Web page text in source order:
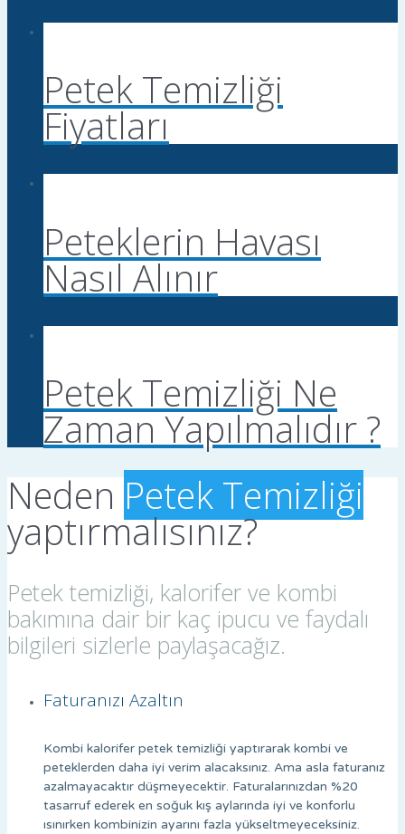
Petek Temizliği
Fiyatları
Peteklerin Havası
Nasıl Alınır
Petek Temizliği Ne
Zaman Yapılmalıdır ?
Neden Petek Temizliği
yaptırmalısınız?
Petek temizliği, kalorifer ve kombi
bakımına dair bir kaç ipucu ve faydalı
bilgileri sizlerle paylaşacağız.
Faturanızı Azaltın
Kombi kalorifer petek temizliği yaptırarak kombi ve
peteklerden daha iyi verim alacaksınız. Ama asla faturanız
azalmayacaktır düşmeyecektir. Faturalarınızdan %20
tasarruf ederek en soğuk kış aylarında iyi ve konforlu
ısınırken kombinizin ayarını fazla yükseltmeyeceksiniz.